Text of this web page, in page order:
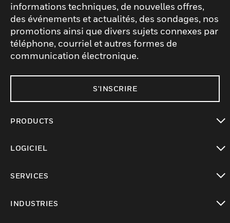
informations techniques, de nouvelles offres,
des événements et actualités, des sondages, nos
promotions ainsi que divers sujets connexes par
téléphone, courriel et autres formes de
communication électronique.
S'INSCRIRE
PRODUCTS
LOGICIEL
SERVICES
INDUSTRIES